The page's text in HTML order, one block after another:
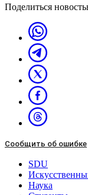
Поделиться
Сообщить об ошибке
SDU
Наука